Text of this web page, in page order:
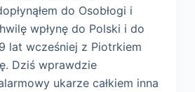
do Osobłogi i
wpłynę do Polski i do
lat wcześniej z Piotrkiem
Dziś wprawdzie
ukarze całkiem inna